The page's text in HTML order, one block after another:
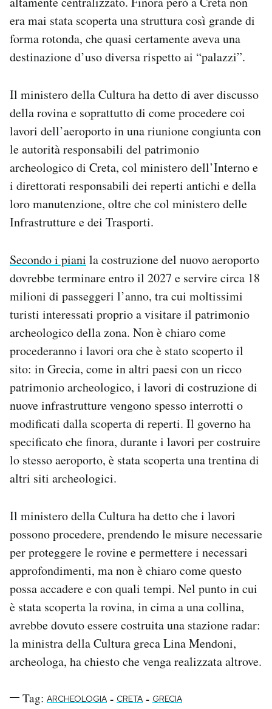
era mai stata scoperta una struttura così grande di
forma rotonda, che quasi certamente aveva una
destinazione d’uso diversa rispetto ai “palazzi”.
Il ministero della Cultura ha detto di aver discusso
della rovina e soprattutto di come procedere coi
lavori dell’aeroporto in una riunione congiunta con
le autorità responsabili del patrimonio
archeologico di Creta, col ministero dell’Interno e
i direttorati responsabili dei reperti antichi e della
loro manutenzione, oltre che col ministero delle
Infrastrutture e dei Trasporti.
Secondo i piani la costruzione del nuovo aeroporto
dovrebbe terminare entro il 2027 e servire circa 18
milioni di passeggeri l’anno, tra cui moltissimi
turisti interessati proprio a visitare il patrimonio
archeologico della zona. Non è chiaro come
procederanno i lavori ora che è stato scoperto il
sito: in Grecia, come in altri paesi con un ricco
patrimonio archeologico, i lavori di costruzione di
nuove infrastrutture vengono spesso interrotti o
modificati dalla scoperta di reperti. Il governo ha
specificato che finora, durante i lavori per costruire
lo stesso aeroporto, è stata scoperta una trentina di
altri siti archeologici.
Il ministero della Cultura ha detto che i lavori
possono procedere, prendendo le misure necessarie
per proteggere le rovine e permettere i necessari
approfondimenti, ma non è chiaro come questo
possa accadere e con quali tempi. Nel punto in cui
è stata scoperta la rovina, in cima a una collina,
avrebbe dovuto essere costruita una stazione radar:
la ministra della Cultura greca Lina Mendoni,
archeologa, ha chiesto che venga realizzata altrove.
Tag: ARCHEOLOGIA - CRETA - GRECIA